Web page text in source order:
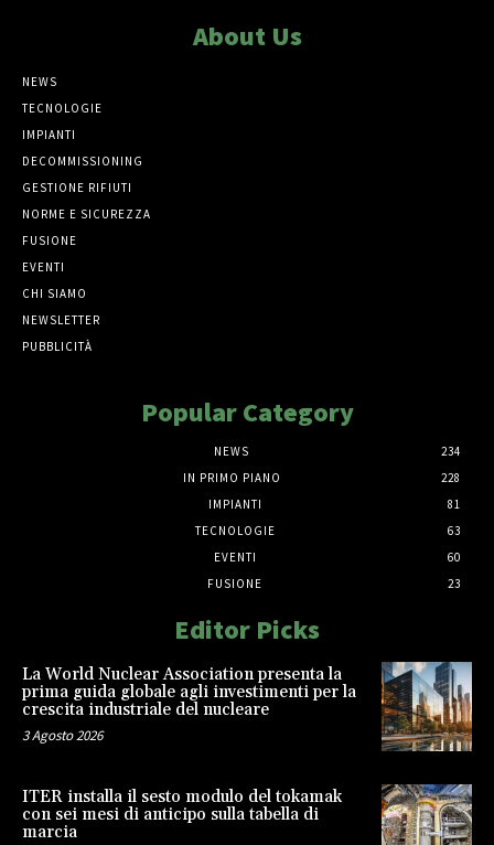
About Us
NEWS
TECNOLOGIE
IMPIANTI
DECOMMISSIONING
GESTIONE RIFIUTI
NORME E SICUREZZA
FUSIONE
EVENTI
CHI SIAMO
NEWSLETTER
PUBBLICITÀ
Popular Category
NEWS
234
IN PRIMO PIANO
228
IMPIANTI
81
TECNOLOGIE
63
EVENTI
60
FUSIONE
23
Editor Picks
La World Nuclear Association presenta la
prima guida globale agli investimenti per la
crescita industriale del nucleare
3 Agosto 2026
ITER installa il sesto modulo del tokamak
con sei mesi di anticipo sulla tabella di
marcia